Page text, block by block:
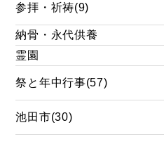
参拝・祈祷(9)
納骨・永代供養
霊園
祭と年中行事(57)
池田市(30)